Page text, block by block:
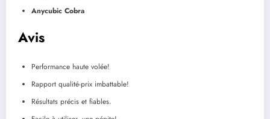
Anycubic Cobra
Avis
Performance haute volée!
Rapport qualité-prix imbattable!
Résultats précis et fiables.